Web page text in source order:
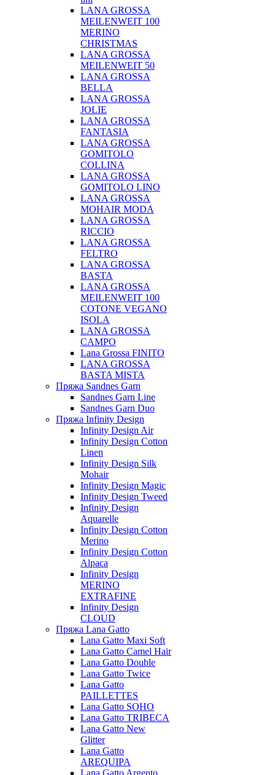
LANA GROSSA
MEILENWEIT 100
MERINO
CHRISTMAS
LANA GROSSA
MEILENWEIT 50
LANA GROSSA
BELLA
LANA GROSSA
JOLIE
LANA GROSSA
FANTASIA
LANA GROSSA
GOMITOLO
COLLINA
LANA GROSSA
GOMITOLO LINO
LANA GROSSA
MOHAIR MODA
LANA GROSSA
RICCIO
LANA GROSSA
FELTRO
LANA GROSSA
BASTA
LANA GROSSA
MEILENWEIT 100
COTONE VEGANO
ISOLA
LANA GROSSA
CAMPO
Lana Grossa FINITO
LANA GROSSA
BASTA MISTA
Пряжа Sandnes Garn
Sandnes Garn Line
Sandnes Garn Duo
Пряжа Infinity Design
Infinity Design Air
Infinity Design Cotton
Linen
Infinity Design Silk
Mohair
Infinity Design Magic
Infinity Design Tweed
Infinity Design
Aquarelle
Infinity Design Cotton
Merino
Infinity Design Cotton
Alpaca
Infinity Design
MERINO
EXTRAFINE
Infinity Design
CLOUD
Пряжа Lana Gatto
Lana Gatto Maxi Soft
Lana Gatto Camel Hair
Lana Gatto Double
Lana Gatto Twice
Lana Gatto
PAILLETTES
Lana Gatto SOHO
Lana Gatto TRIBECA
Lana Gatto New
Glitter
Lana Gatto
AREQUIPA
Lana Gatto Argento